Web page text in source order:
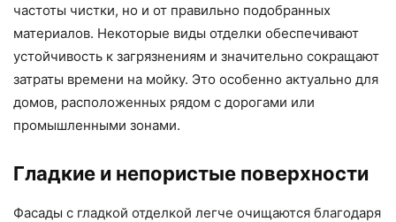
частоты чистки, но и от правильно подобранных
материалов. Некоторые виды отделки обеспечивают
устойчивость к загрязнениям и значительно сокращают
затраты времени на мойку. Это особенно актуально для
домов, расположенных рядом с дорогами или
промышленными зонами.
Гладкие и непористые поверхности
Фасады с гладкой отделкой легче очищаются благодаря